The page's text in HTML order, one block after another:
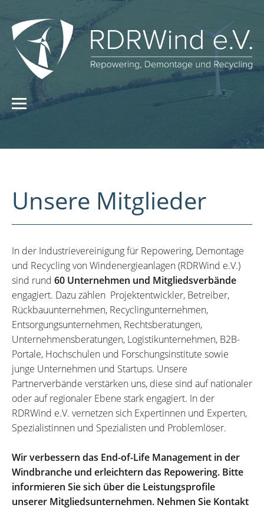
Unsere Mitglieder
In der Industrievereinigung für Repowering, Demontage
und Recycling von Windenergieanlagen (RDRWind e.V.)
sind rund 60 Unternehmen und Mitgliedsverbände
engagiert. Dazu zählen Projektentwickler, Betreiber,
Rückbauunternehmen, Recyclingunternehmen,
Entsorgungsunternehmen, Rechtsberatungen,
Unternehmensberatungen, Logistikunternehmen, B2B-
Portale, Hochschulen und Forschungsinstitute sowie
junge Unternehmen und Startups. Unsere
Partnerverbände verstärken uns, diese sind auf nationaler
oder auf regionaler Ebene stark engagiert. In der
RDRWind e.V. vernetzen sich Expertinnen und Experten,
Spezialistinnen und Spezialisten und Problemlöser.
Wir verbessern das End-of-Life Management in der
Windbranche und erleichtern das Repowering. Bitte
informieren Sie sich über die Leistungsprofile
unserer Mitgliedsunternehmen. Nehmen Sie Kontakt